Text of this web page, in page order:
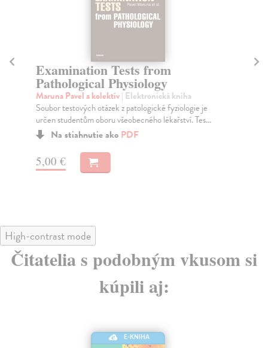
Examination Tests from
Pathological Physiology
Maruna Pavel a kolektív| Elektronická kniha
Soubor testových otázek z patologické fyziologie je
určen studentům oboru všeobecného lékařství. Tes...
Na stiahnutie ako PDF
5,00 €
High-contrast mode
Čitatelia s podobným vkusom si
kúpili aj:
E-KNIHA